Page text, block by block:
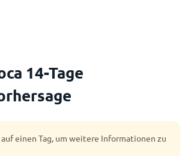
14-Tage
auf einen Tag, um weitere Informationen zu